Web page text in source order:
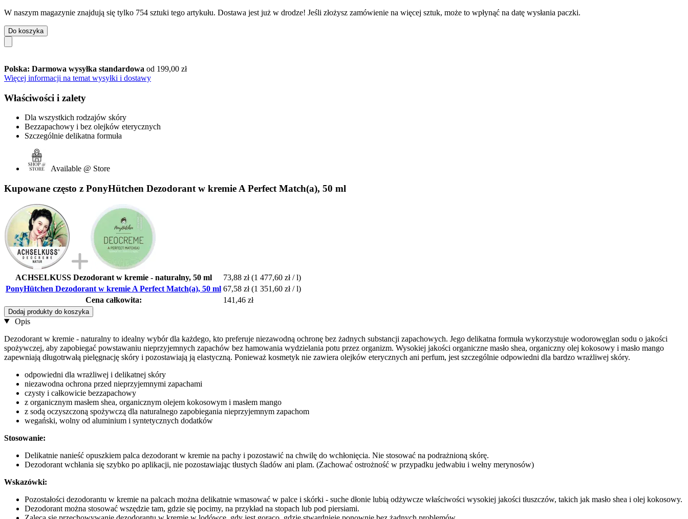
W naszym magazynie znajdują się tylko 754 sztuki tego artykułu. Dostawa jest już w drodze! Jeśli złożysz zamówienie na więcej sztuk, może to wpłynąć na datę wysłania paczki.
Do koszyka
Polska: Darmowa wysyłka standardowa od 199,00 zł
Więcej informacji na temat wysyłki i dostawy
Właściwości i zalety
Dla wszystkich rodzajów skóry
Bezzapachowy i bez olejków eterycznych
Szczególnie delikatna formuła
Available @ Store
Kupowane często z PonyHütchen Dezodorant w kremie A Perfect Match(a), 50 ml
ACHSELKUSS Dezodorant w kremie - naturalny, 50 ml 73,88 zł (1 477,60 zł / l)
PonyHütchen Dezodorant w kremie A Perfect Match(a), 50 ml 67,58 zł (1 351,60 zł / l)
Cena całkowita:
141,46 zł
Dodaj produkty do koszyka
Opis
Dezodorant w kremie - naturalny to idealny wybór dla każdego, kto preferuje niezawodną ochronę bez żadnych substancji zapachowych. Jego delikatna formuła wykorzystuje wodorowęglan sodu o jakości
spożywczej, aby zapobiegać powstawaniu nieprzyjemnych zapachów bez hamowania wydzielania potu przez organizm. Wysokiej jakości organiczne masło shea, organiczny olej kokosowy i masło mango
zapewniają długotrwałą pielęgnację skóry i pozostawiają ją elastyczną. Ponieważ kosmetyk nie zawiera olejków eterycznych ani perfum, jest szczególnie odpowiedni dla bardzo wrażliwej skóry.
odpowiedni dla wrażliwej i delikatnej skóry
niezawodna ochrona przed nieprzyjemnymi zapachami
czysty i całkowicie bezzapachowy
z organicznym masłem shea, organicznym olejem kokosowym i masłem mango
z sodą oczyszczoną spożywczą dla naturalnego zapobiegania nieprzyjemnym zapachom
wegański, wolny od aluminium i syntetycznych dodatków
Stosowanie:
Delikatnie nanieść opuszkiem palca dezodorant w kremie na pachy i pozostawić na chwilę do wchłonięcia. Nie stosować na podrażnioną skórę.
Dezodorant wchłania się szybko po aplikacji, nie pozostawiając tłustych śladów ani plam. (Zachować ostrożność w przypadku jedwabiu i wełny merynosów)
Wskazówki:
Pozostałości dezodorantu w kremie na palcach można delikatnie wmasować w palce i skórki - suche dłonie lubią odżywcze właściwości wysokiej jakości tłuszczów, takich jak masło shea i olej kokosowy.
Dezodorant można stosować wszędzie tam, gdzie się pocimy, na przykład na stopach lub pod piersiami.